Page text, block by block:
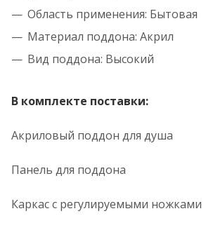
Область применения: Бытовая
Материал поддона: Акрил
Вид поддона: Высокий
В комплекте поставки:
Акриловый поддон для душа
Панель для поддона
Каркас с регулируемыми ножками